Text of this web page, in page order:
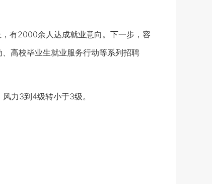
有2000余人达成就业意向。下一步，容
高校毕业生就业服务行动等系列招聘
力3到4级转小于3级。